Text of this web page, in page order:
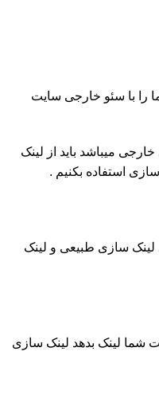
را با سئو خارجی سایت
میباشد باید از لینک
سازی استفاده بکنیم .
سازی طبیعی و لینک
شما لینک بدهد لینک سازی